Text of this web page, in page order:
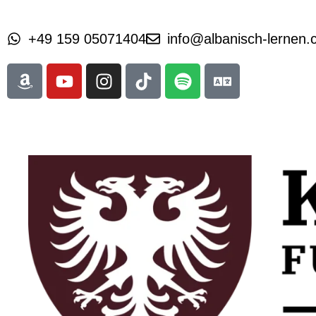
+49 159 05071404 info@albanisch-